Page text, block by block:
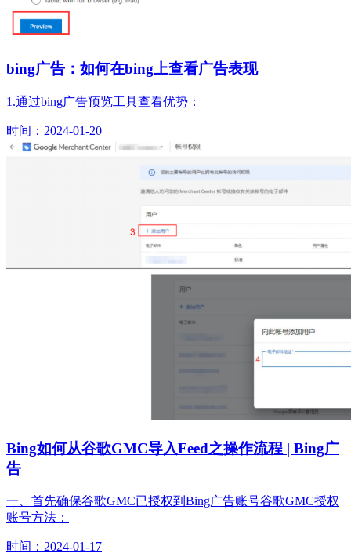
bing广告：如何在bing上查看广告表现
1.通过bing广告预览工具查看优势：
时间：2024-01-20
Bing如何从谷歌GMC导入Feed之操作流程 | Bing广
告
一、首先确保谷歌GMC已授权到Bing广告账号谷歌GMC授权
账号方法：
时间：2024-01-17